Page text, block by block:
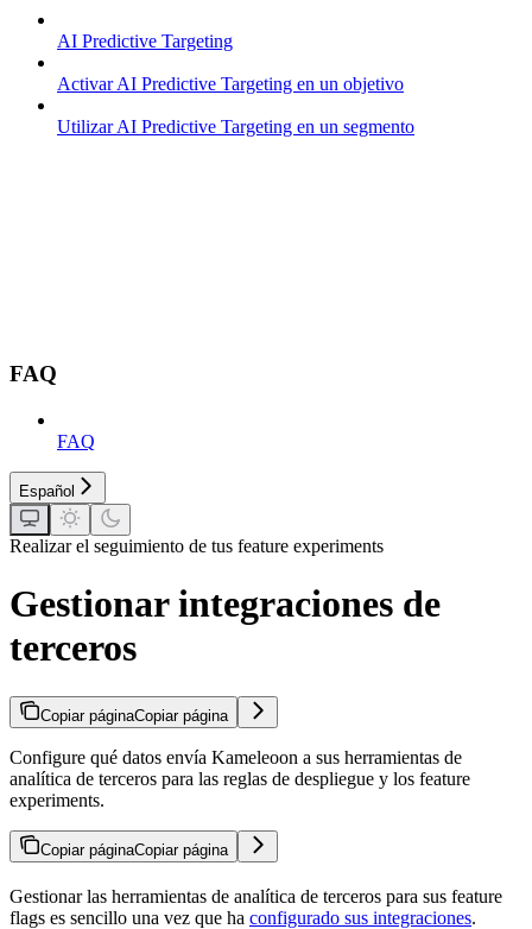
AI Predictive Targeting
Activar AI Predictive Targeting en un objetivo
Utilizar AI Predictive Targeting en un segmento
FAQ
FAQ
Español
Realizar el seguimiento de tus feature experiments
Gestionar integraciones de
terceros
Copiar páginaCopiar página
Configure qué datos envía Kameleoon a sus herramientas de
analítica de terceros para las reglas de despliegue y los feature
experiments.
Copiar páginaCopiar página
Gestionar las herramientas de analítica de terceros para sus feature
flags es sencillo una vez que ha configurado sus integraciones.